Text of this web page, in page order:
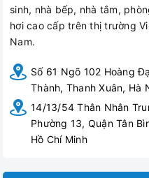
sinh, nhà bếp, nhà tắm,
hơi cao cấp trên thị trường
Nam.
Số 61 Ngõ 102 Hoàng
Thành, Thanh Xuân, Hà
14/13/54 Thân Nhân
Phường 13, Quận Tân
Hồ Chí Minh